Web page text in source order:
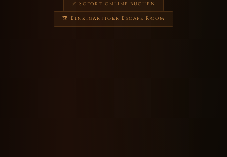
✅ Sofort online buchen
🏆 Einzigartiger Escape Room